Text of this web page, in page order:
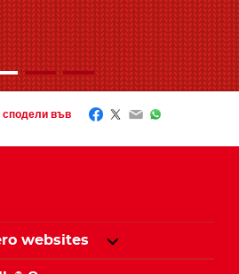
сподели във Facebook
Twitter
EmailWhatsApp
websites